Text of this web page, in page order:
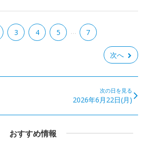
3 4 5 … 7
次へ
次の日を見る
2026年6月22日(月)
おすすめ情報